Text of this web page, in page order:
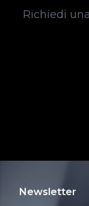
Richiedi
Newsletter